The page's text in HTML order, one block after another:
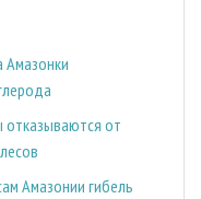
Амазонки
отказываются от
Амазонии гибель